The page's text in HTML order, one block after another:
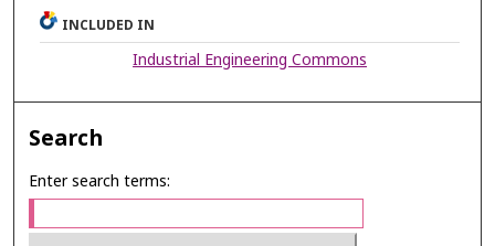
INCLUDED IN
Industrial Engineering Commons
Search
Enter search terms: